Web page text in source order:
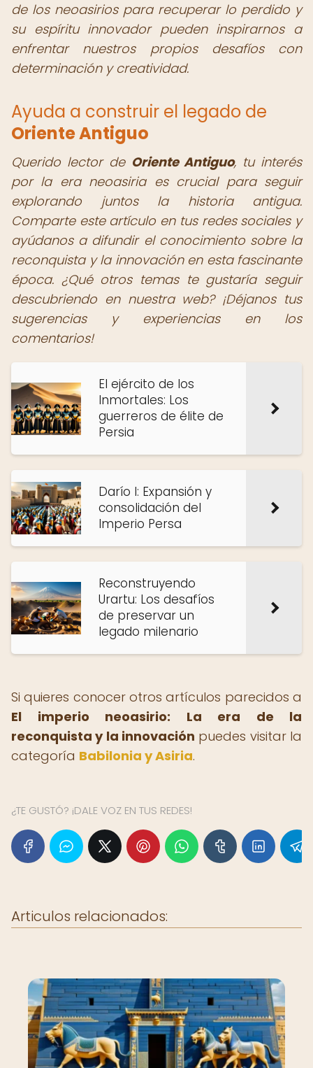
de los neoasirios para recuperar lo perdido y
su espíritu innovador pueden inspirarnos a
enfrentar nuestros propios desafíos con
determinación y creatividad.
Ayuda a construir el legado de
Oriente Antiguo
Querido lector de Oriente Antiguo, tu interés
por la era neoasiria es crucial para seguir
explorando juntos la historia antigua.
Comparte este artículo en tus redes sociales y
ayúdanos a difundir el conocimiento sobre la
reconquista y la innovación en esta fascinante
época. ¿Qué otros temas te gustaría seguir
descubriendo en nuestra web? ¡Déjanos tus
sugerencias y experiencias en los
comentarios!
El ejército de los
Inmortales: Los
guerreros de élite de
Persia
Darío I: Expansión y
consolidación del
Imperio Persa
Reconstruyendo
Urartu: Los desafíos
de preservar un
legado milenario
Si quieres conocer otros artículos parecidos a
El imperio neoasirio: La era de la
reconquista y la innovación puedes visitar la
categoría Babilonia y Asiria.
¿TE GUSTÓ? ¡DALE VOZ EN TUS REDES!
Articulos relacionados: